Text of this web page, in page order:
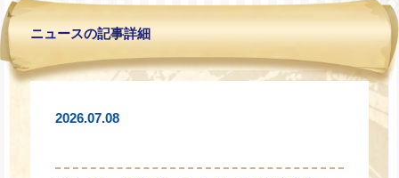
ニュースの記事詳細
2026.07.08